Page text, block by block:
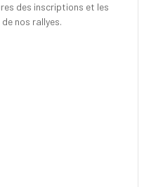
des inscriptions et les
nos rallyes.